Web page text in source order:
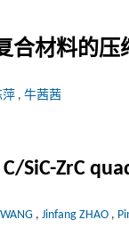
合材料的压
萍 , 牛茜茜
SiC-ZrC
, Jinfang ZHAO ,